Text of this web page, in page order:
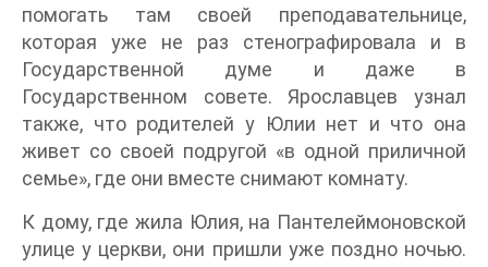
помогать там своей преподавательнице,
которая уже не раз стенографировала и в
Государственной думе и даже в
Государственном совете. Ярославцев узнал
также, что родителей у Юлии нет и что она
живет со своей подругой «в одной приличной
семье», где они вместе снимают комнату.
К дому, где жила Юлия, на Пантелеймоновской
улице у церкви, они пришли уже поздно ночью.